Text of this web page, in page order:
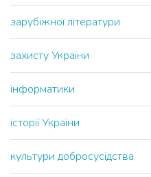
зарубіжної літератури
захисту України
інформатики
історії України
культури добросусідства